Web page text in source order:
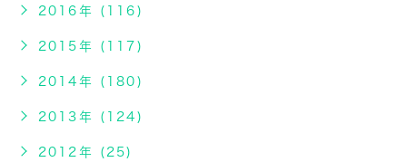
2016年 (116)
2015年 (117)
2014年 (180)
2013年 (124)
2012年 (25)